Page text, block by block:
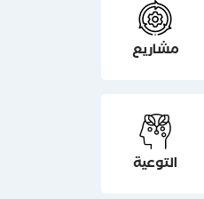
مشاريع
التوعية